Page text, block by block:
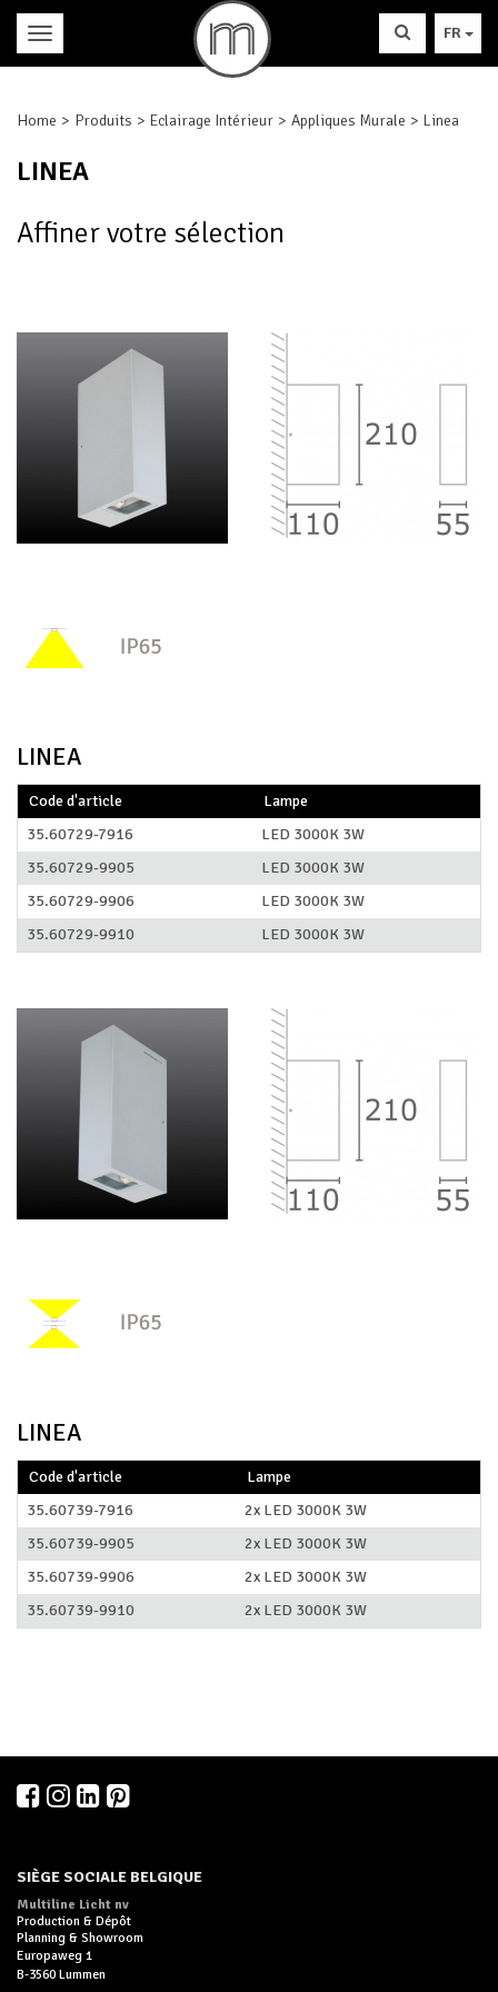
FR
Home Produits Eclairage Intérieur Appliques Murale Linea
LINEA
Affiner votre sélection
LINEA
Code d'article
Lampe
35.60729-7916
LED 3000K 3W
35.60729-9905
LED 3000K 3W
35.60729-9906
LED 3000K 3W
35.60729-9910
LED 3000K 3W
LINEA
Code d'article
Lampe
35.60739-7916
2x LED 3000K 3W
35.60739-9905
2x LED 3000K 3W
35.60739-9906
2x LED 3000K 3W
35.60739-9910
2x LED 3000K 3W
SIÈGE SOCIALE BELGIQUE
Multiline Licht nv
Production & Dépôt
Planning & Showroom
Europaweg 1
B-3560 Lummen